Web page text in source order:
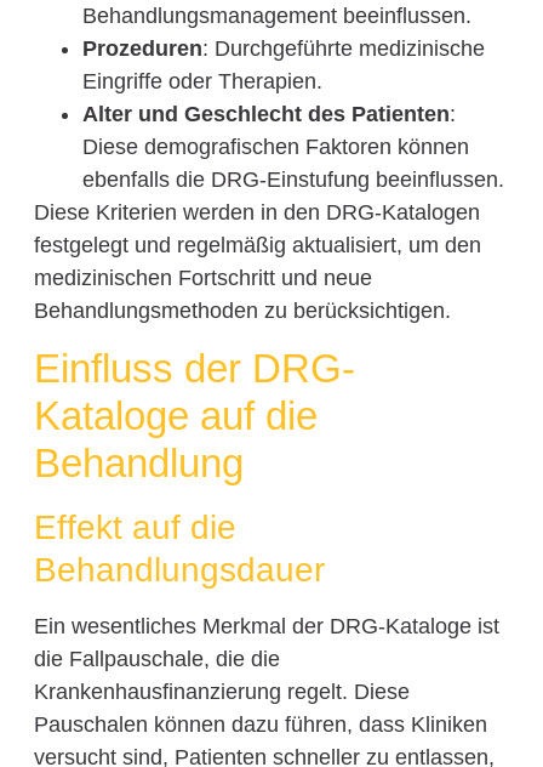
Behandlungsmanagement beeinflussen.
Prozeduren: Durchgeführte medizinische
Eingriffe oder Therapien.
Alter und Geschlecht des Patienten:
Diese demografischen Faktoren können
ebenfalls die DRG-Einstufung beeinflussen.
Diese Kriterien werden in den DRG-Katalogen
festgelegt und regelmäßig aktualisiert, um den
medizinischen Fortschritt und neue
Behandlungsmethoden zu berücksichtigen.
Einfluss der DRG-
Kataloge auf die
Behandlung
Effekt auf die
Behandlungsdauer
Ein wesentliches Merkmal der DRG-Kataloge ist
die Fallpauschale, die die
Krankenhausfinanzierung regelt. Diese
Pauschalen können dazu führen, dass Kliniken
versucht sind, Patienten schneller zu entlassen,